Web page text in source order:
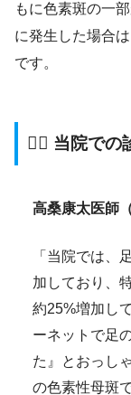
もに色素斑の一
に発生した場合は
です。
👨‍⚕️ 当院での
高桑康太医師
「当院では、
加しており、
約25%増加し
ーネットで足
た』とおっし
の色素性母斑